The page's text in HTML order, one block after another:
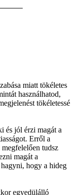
miatt tökéletes
használhatod,
tökéletessé
és jól érzi magát a
Erről a
tudsz
magát a
hogy a hideg
egyedülálló